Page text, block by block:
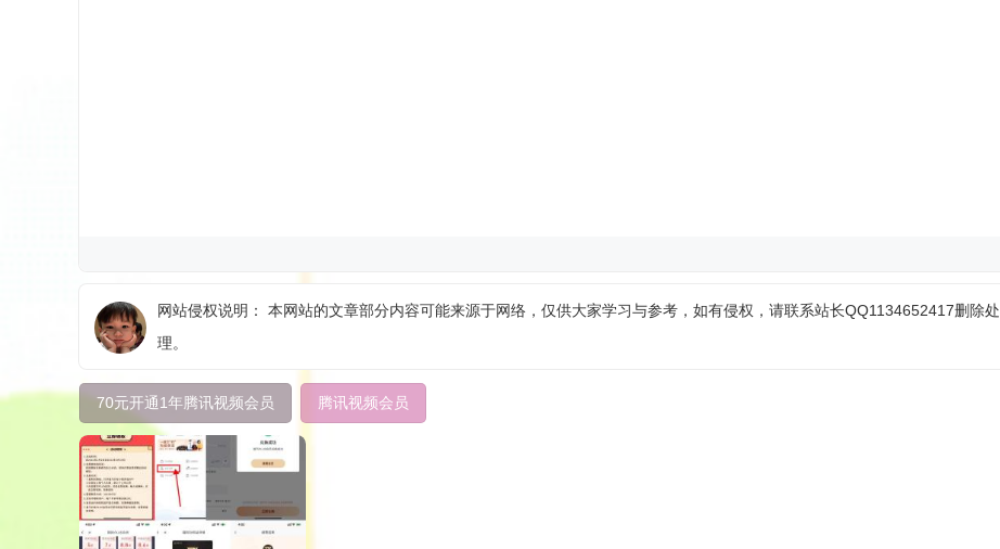
网站侵权说明： 本网站的文章部分内容可能来源于网络，仅供大家学习与参考，如有侵权，请联系站长QQ1134652417删除处
理。
70元开通1年腾讯视频会员 腾讯视频会员